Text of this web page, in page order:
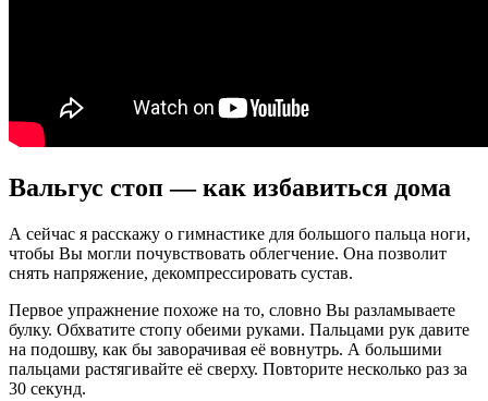
Вальгус стоп — как избавиться дома
А сейчас я расскажу о гимнастике для большого пальца ноги,
чтобы Вы могли почувствовать облегчение. Она позволит
снять напряжение, декомпрессировать сустав.
Первое упражнение похоже на то, словно Вы разламываете
булку. Обхватите стопу обеими руками. Пальцами рук давите
на подошву, как бы заворачивая её вовнутрь. А большими
пальцами растягивайте её сверху. Повторите несколько раз за
30 секунд.